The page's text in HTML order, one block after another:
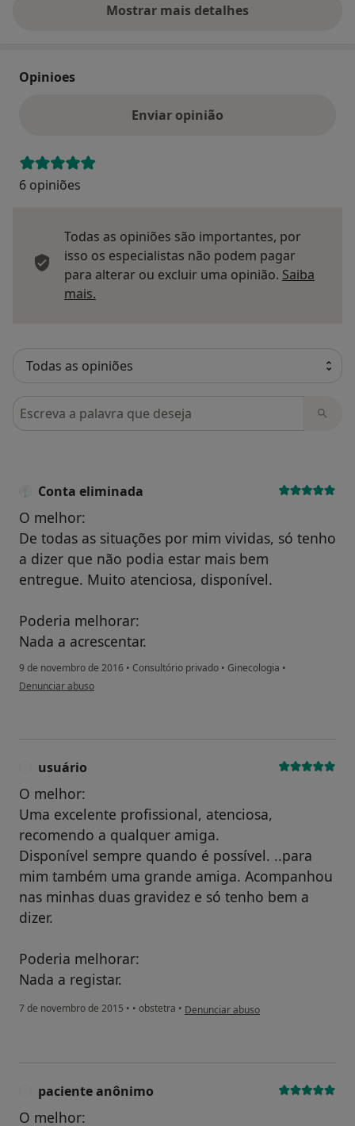
Mostrar mais detalhes
sobre o endereço
Opinioes
Enviar opinião
6 opiniões
Todas as opiniões são importantes, por
isso os especialistas não podem pagar
para alterar ou excluir uma opinião. Saiba
mais.
Pesquisar em opiniões
Conta eliminada
O melhor:
De todas as situações por mim vividas, só tenho
a dizer que não podia estar mais bem
entregue. Muito atenciosa, disponível.
Poderia melhorar:
Nada a acrescentar.
9 de novembro de 2016 • Consultório privado • Ginecologia •
na opinião do utilizador Conta eliminada
Denunciar abuso
usuário
O melhor:
Uma excelente profissional, atenciosa,
recomendo a qualquer amiga.
Disponível sempre quando é possível. ..para
mim também uma grande amiga. Acompanhou
nas minhas duas gravidez e só tenho bem a
dizer.
Poderia melhorar:
Nada a registar.
7 de novembro de 2015 • • obstetra • na opinião do utilizador usuário
Denunciar abuso
paciente anônimo
O melhor: